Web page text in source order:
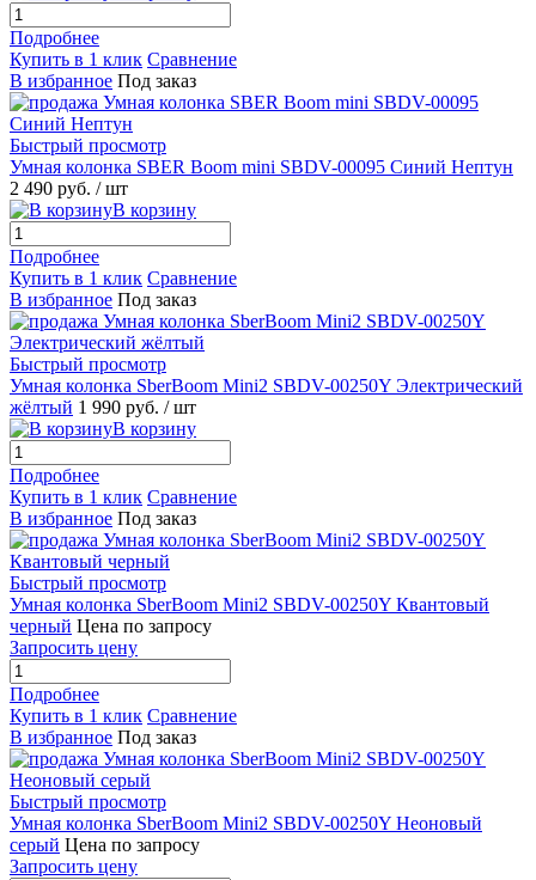
Подробнее
Купить в 1 клик Сравнение
В избранное Под заказ
Быстрый просмотр
Умная колонка SBER Boom mini SBDV-00095 Синий Нептун
2 490 руб. / шт
В корзину
Подробнее
Купить в 1 клик Сравнение
В избранное Под заказ
Быстрый просмотр
Умная колонка SberBoom Mini2 SBDV-00250Y Электрический
жёлтый 1 990 руб. / шт
В корзину
Подробнее
Купить в 1 клик Сравнение
В избранное Под заказ
Быстрый просмотр
Умная колонка SberBoom Mini2 SBDV-00250Y Квантовый
черный Цена по запросу
Запросить цену
Подробнее
Купить в 1 клик Сравнение
В избранное Под заказ
Быстрый просмотр
Умная колонка SberBoom Mini2 SBDV-00250Y Неоновый
серый Цена по запросу
Запросить цену